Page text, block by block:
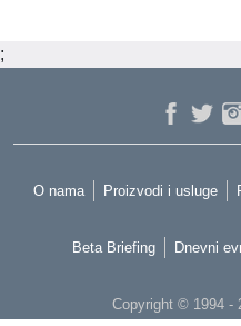
;
O nama Proizvodi i usluge
Beta Briefing Dnevni
Copyright © 1994 -